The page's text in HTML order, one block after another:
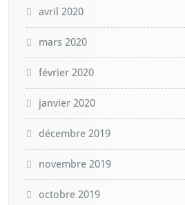
avril 2020
mars 2020
février 2020
janvier 2020
décembre 2019
novembre 2019
octobre 2019